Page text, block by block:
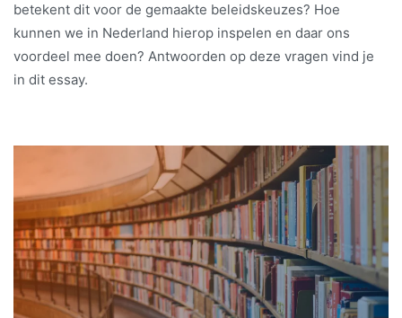
betekent dit voor de gemaakte beleidskeuzes? Hoe
kunnen we in Nederland hierop inspelen en daar ons
voordeel mee doen? Antwoorden op deze vragen vind je
in dit essay.